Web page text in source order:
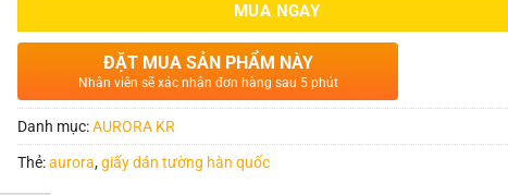
MUA NGAY
ĐẶT MUA SẢN PHẨM NÀY
Nhân viên sẽ xác nhận đơn hàng sau 5 phút
Danh mục:AURORA KR
Thẻ:aurora,giấy dán tường hàn quốc